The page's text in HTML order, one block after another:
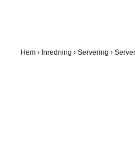
Hem › Inredning › Servering ›